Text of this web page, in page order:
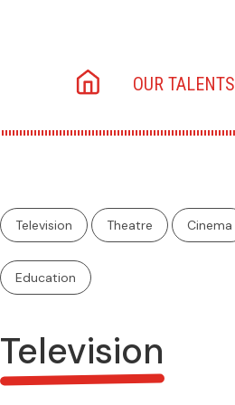
Main
OUR TALENTS
Television Theatre Cinema
Education
Television